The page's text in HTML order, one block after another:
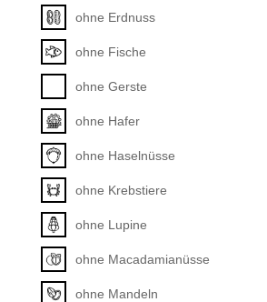
ohne Erdnuss
ohne Fische
ohne Gerste
ohne Hafer
ohne Haselnüsse
ohne Krebstiere
ohne Lupine
ohne Macadamianüsse
ohne Mandeln